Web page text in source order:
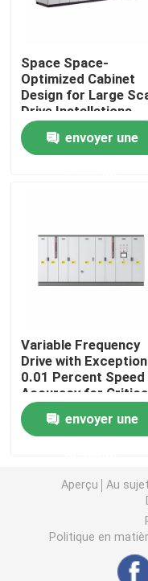
Contrôle de la
Nous contacter
Nouvelles
Convertisseur de
Inverseur de
Inverseur
Station de
Optimisateur
Space Space-
Optimized Cabinet
Design for Large
Drive Installations
Saving Valuable
Space envoyer une
Variable Frequency
Drive with
0.01 Percent Speed
Accuracy for
Process Control
envoyer une
Aperçu Au
Politique en